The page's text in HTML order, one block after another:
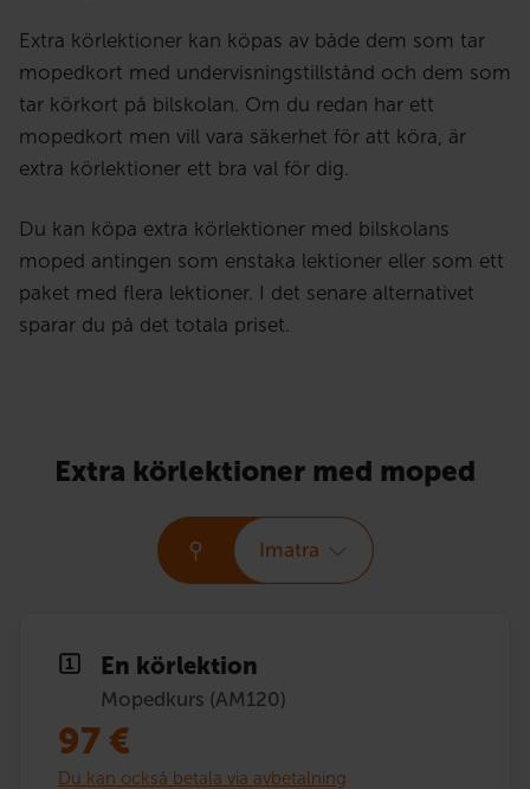
Extra körlektioner kan köpas av både dem som tar
mopedkort med undervisningstillstånd och dem som
tar körkort på bilskolan. Om du redan har ett
mopedkort men vill vara säkerhet för att köra, är
extra körlektioner ett bra val för dig.
Du kan köpa extra körlektioner med bilskolans
moped antingen som enstaka lektioner eller som ett
paket med flera lektioner. I det senare alternativet
sparar du på det totala priset.
Extra körlektioner med moped
Imatra
En körlektion
Mopedkurs (AM120)
97 €
Du kan också betala via avbetalning